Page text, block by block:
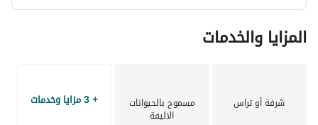
- 3 غرف نوم
المزايا والخدمات
شرفة أو تراس مسموح بالحيوانات
الاليفة
+ 3 مزايا وخدمات